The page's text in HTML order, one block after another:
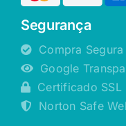
Segurança
Compra Segura
Google
Certificado SSL
Norton Safe